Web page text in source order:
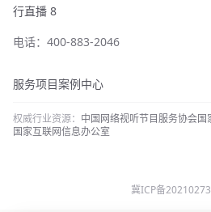
行直播 8
电话：400-883-2046
服务项目案例中心
权威行业资源： 中国网络视听节目服务协会国
国家互联网信息办公室
冀ICP备